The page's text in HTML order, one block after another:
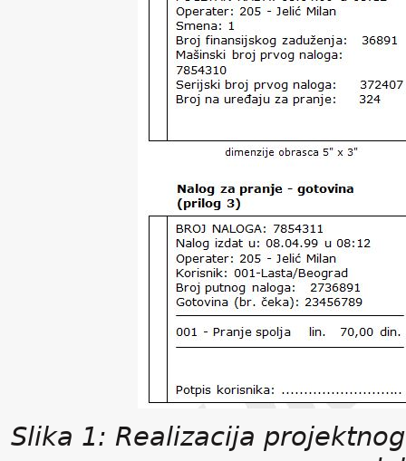
Slika 1: Realizacija